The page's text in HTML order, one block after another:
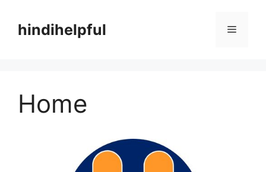
contenthindihelpful Menu
Home